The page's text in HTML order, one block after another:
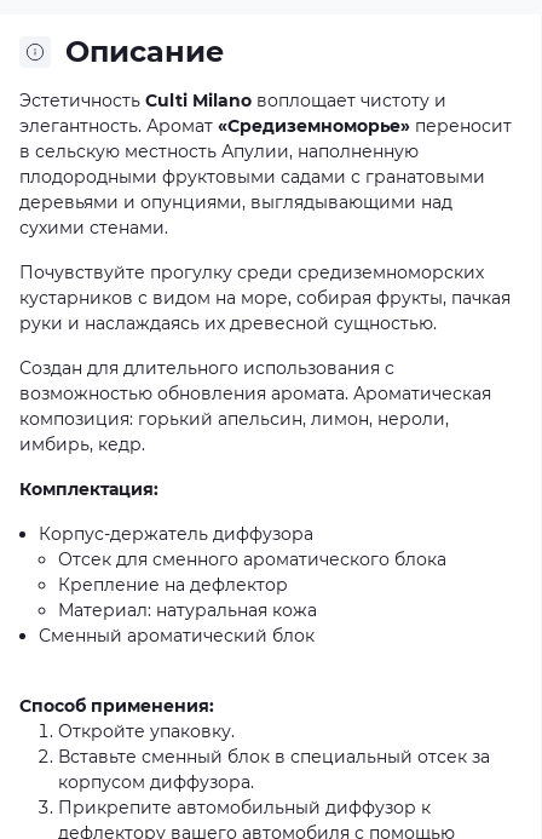
Описание
Эстетичность Culti Milano воплощает чистоту и
элегантность. Аромат «Средиземноморье» переносит
в сельскую местность Апулии, наполненную
плодородными фруктовыми садами с гранатовыми
деревьями и опунциями, выглядывающими над
сухими стенами.
Почувствуйте прогулку среди средиземноморских
кустарников с видом на море, собирая фрукты, пачкая
руки и наслаждаясь их древесной сущностью.
Создан для длительного использования с
возможностью обновления аромата. Ароматическая
композиция: горький апельсин, лимон, нероли,
имбирь, кедр.
Комплектация:
Корпус-держатель диффузора
Отсек для сменного ароматического блока
Крепление на дефлектор
Материал: натуральная кожа
Сменный ароматический блок
Способ применения:
Откройте упаковку.
Вставьте сменный блок в специальный отсек за
корпусом диффузора.
Прикрепите автомобильный диффузор к
дефлектору вашего автомобиля с помощью